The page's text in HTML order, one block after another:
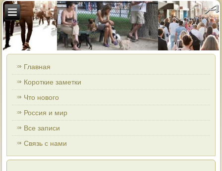
Главная
Короткие заметки
Что нового
Россия и мир
Все записи
Связь с нами